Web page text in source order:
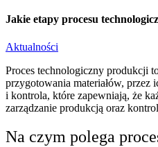
Jakie etapy procesu
Aktualności
Proces technologiczny produkcji
przygotowania materiałów,
i kontrola, które zapewniają, że
zarządzanie produkcją oraz
Na czym polega